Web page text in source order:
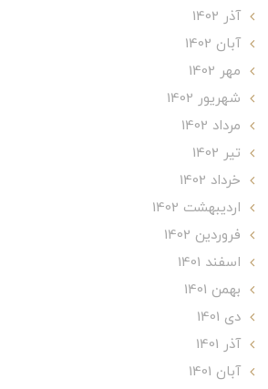
آذر 1402
آبان 1402
مهر 1402
شهریور 1402
مرداد 1402
تير 1402
خرداد 1402
ارديبهشت 1402
فروردین 1402
اسفند 1401
بهمن 1401
دی 1401
آذر 1401
آبان 1401